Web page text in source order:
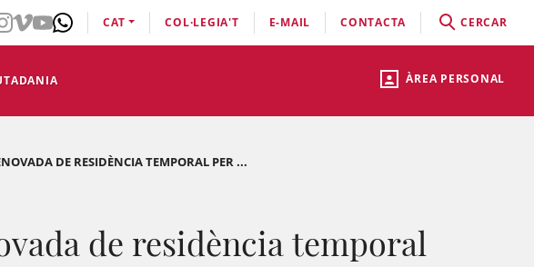
ÀREA PERSONAL
CAT COL·LEGIA'T E-MAIL CONTACTA CERCAR
DE RESIDÈNCIA TEMPORAL PER ...
de residència temporal